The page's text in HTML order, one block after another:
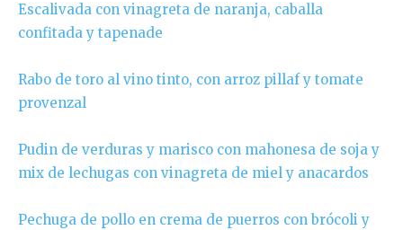
Escalivada con vinagreta de naranja, caballa
confitada y tapenade
Rabo de toro al vino tinto, con arroz pillaf y tomate
provenzal
Pudin de verduras y marisco con mahonesa de soja y
mix de lechugas con vinagreta de miel y anacardos
Pechuga de pollo en crema de puerros con brócoli y